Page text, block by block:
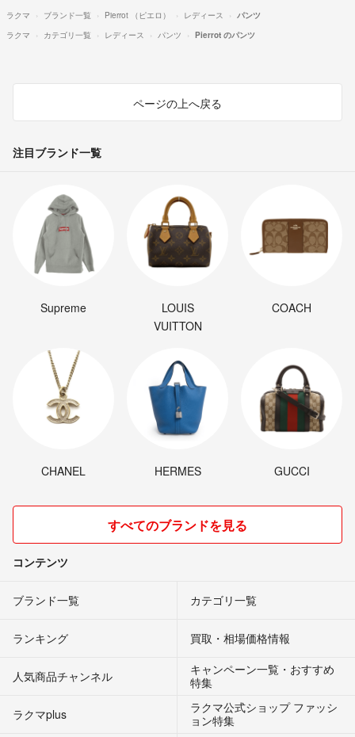
ラクマ ブランド一覧 Pierrot （ピエロ） レディース
パンツ
ラクマ
カテゴリ一覧 レディース パンツ Pierrot のパンツ
ページの上へ戻る
注目ブランド一覧
Supreme
LOUIS
VUITTON
COACH
CHANEL HERMES GUCCI
すべてのブランドを見る
コンテンツ
ブランド一覧 カテゴリ一覧
ランキング 買取・相場価格情報
人気商品チャンネル
キャンペーン一覧・おすすめ
特集
ラクマplus
ラクマ公式ショップ ファッシ
ョン特集